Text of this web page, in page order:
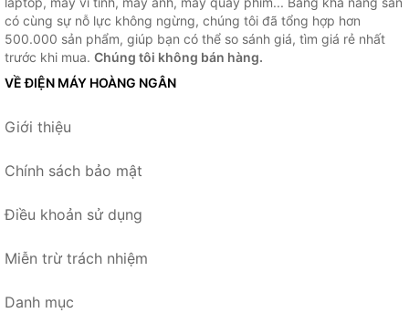
có cùng sự nỗ lực không ngừng, chúng tôi đã tổng hợp hơn
500.000 sản phẩm, giúp bạn có thể so sánh giá, tìm giá rẻ nhất
trước khi mua. Chúng tôi không bán hàng.
VỀ ĐIỆN MÁY HOÀNG NGÂN
Giới thiệu
Chính sách bảo mật
Điều khoản sử dụng
Miễn trừ trách nhiệm
Danh mục